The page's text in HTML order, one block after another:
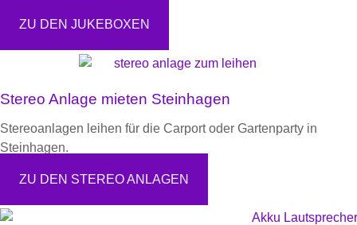
ZU DEN JUKEBOXEN
Stereo Anlage mieten Steinhagen
Stereoanlagen leihen für die Carport oder Gartenparty in
Steinhagen.
ZU DEN STEREO ANLAGEN